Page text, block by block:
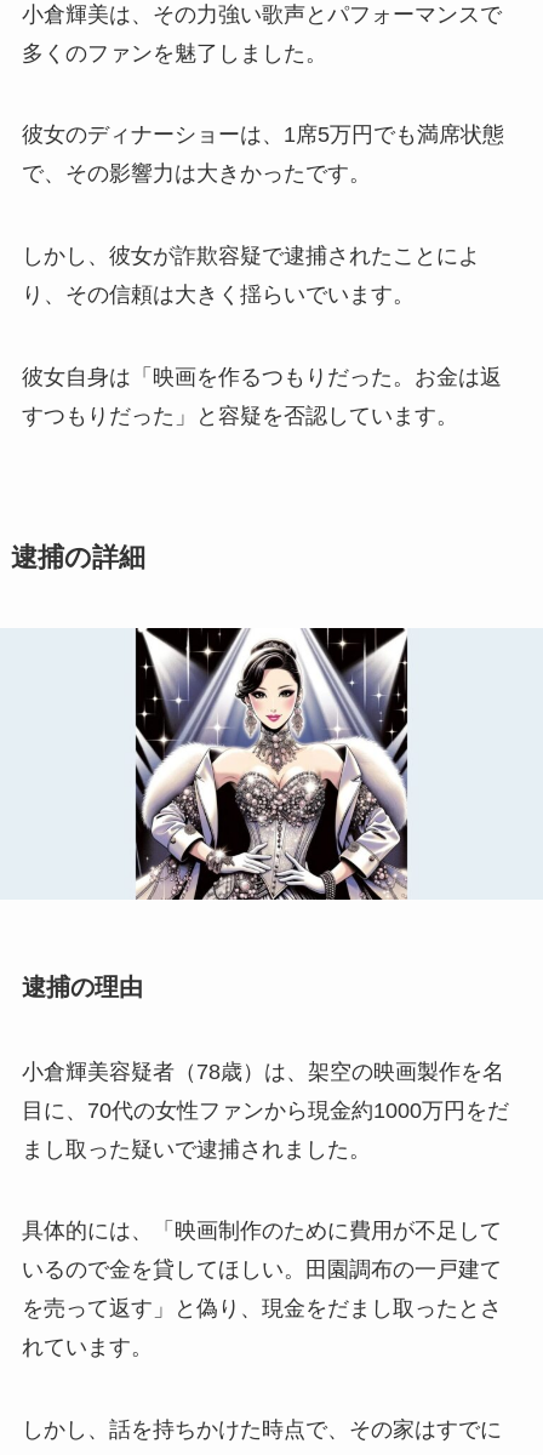
小倉輝美は、その力強い歌声とパフォーマンスで
多くのファンを魅了しました。
彼女のディナーショーは、1席5万円でも満席状態
で、その影響力は大きかったです。
しかし、彼女が詐欺容疑で逮捕されたことによ
り、その信頼は大きく揺らいでいます。
彼女自身は「映画を作るつもりだった。お金は返
すつもりだった」と容疑を否認しています。
逮捕の詳細
逮捕の理由
小倉輝美容疑者（78歳）は、架空の映画製作を名
目に、70代の女性ファンから現金約1000万円をだ
まし取った疑いで逮捕されました。
具体的には、「映画制作のために費用が不足して
いるので金を貸してほしい。田園調布の一戸建て
を売って返す」と偽り、現金をだまし取ったとさ
れています。
しかし、話を持ちかけた時点で、その家はすでに